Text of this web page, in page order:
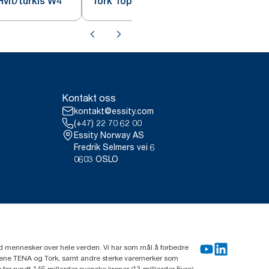
Kontakt oss
kontakt@essity.com
(+47) 22 70 62 00
Essity Norway AS
Fredrik Selmers vei 6
0603 OSLO
over hele verden. Vi har som mål å forbedre
TENA og Tork, samt andre sterke varemerker som